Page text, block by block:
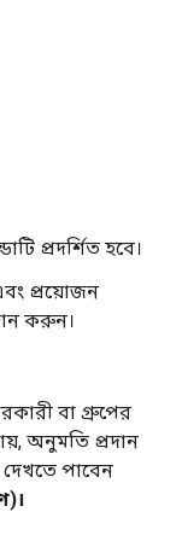
প্রদর্শিত হবে।
প্রয়োজন
করুন।
বা গ্রুপের
অনুমতি প্রদান
পাবেন